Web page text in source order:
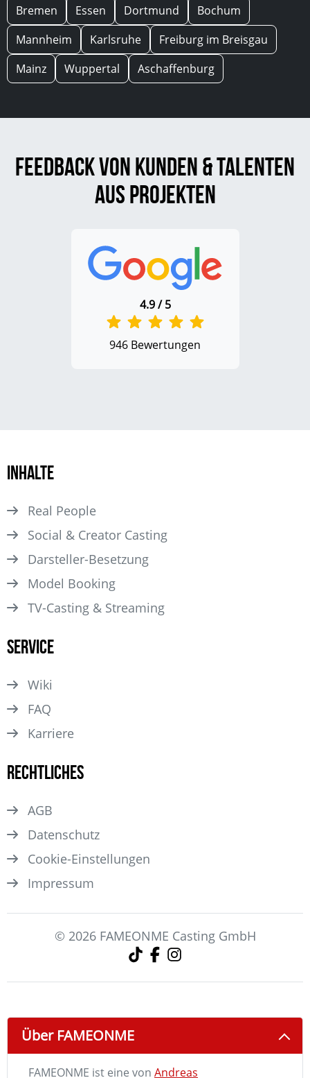
Bremen
Essen Dortmund
Bochum
Mannheim
Karlsruhe
Freiburg im Breisgau
Mainz
Wuppertal Aschaffenburg
Feedback von Kunden & Talenten
aus Projekten
4.9 / 5
946 Bewertungen
Inhalte
Real People
Social & Creator Casting
Darsteller­-Besetzung
Model Booking
TV-Casting & Streaming
Service
Wiki
FAQ
Karriere
Rechtliches
AGB
Datenschutz
Cookie-Einstellungen
Impressum
© 2026 FAMEONME Casting GmbH
Über FAMEONME
FAMEONME ist eine von Andreas